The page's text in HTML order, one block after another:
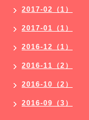
2017-02（1）
2017-01（1）
2016-12（1）
2016-11（2）
2016-10（2）
2016-09（3）